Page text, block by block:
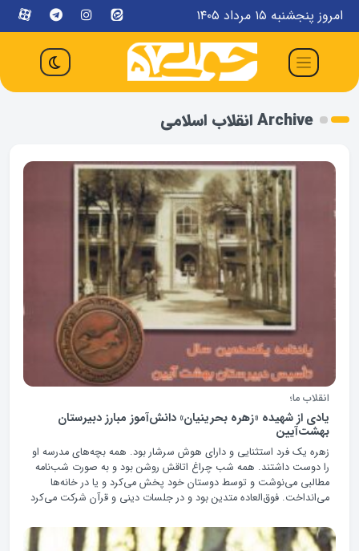
امروز پنجشنبه ۱۵ مرداد ۱۴۰۵
Archive انقلاب اسلامی
انقلاب ما؛
یادی از شهيده «زهره بحرينيان» دانش‌آموز مبارز دبیرستان
بهشت‌آیین
زهره یک فرد استثنایی و دارای هوش سرشار بود. همه بچه‌های مدرسه او
را دوست داشتند. همه شب چراغ اتاقش روشن بود و به صورت شب‌نامه
مطالبی می‌نوشت و توسط دوستان خود پخش می‌کرد و یا در خانه‌ها
می‌انداخت. فوق‌العاده متدین بود و در جلسات دینی و قرآن شرکت می‌کرد